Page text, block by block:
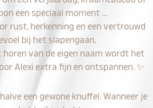
een speciaal moment …
rust, herkenning en een vertrouwd
bij het slapengaan.
van de eigen naam wordt het
Alexi extra fijn en ontspannen. ✨
een gewone knuffel. Wanneer je